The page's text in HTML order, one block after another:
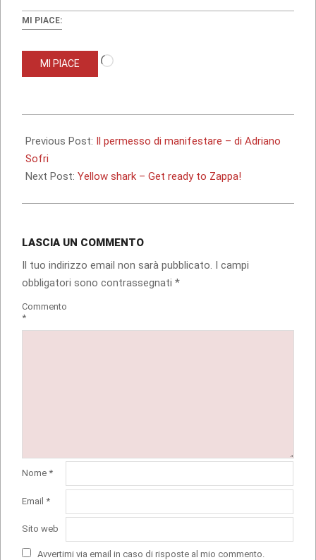
MI PIACE:
MI PIACE
01-
06
Previous Post: Il permesso di manifestare – di Adriano
Sofri
Next Post: Yellow shark – Get ready to Zappa!
LASCIA UN COMMENTO
Il tuo indirizzo email non sarà pubblicato. I campi
obbligatori sono contrassegnati *
Commento
*
Nome *
Email *
Sito web
Avvertimi via email in caso di risposte al mio commento.